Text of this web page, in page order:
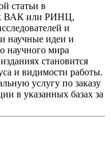
статьи в
ВАК или РИНЦ,
и
научные идеи и
научного мира
становится
и видимости работы.
услугу по заказу
в указанных базах за